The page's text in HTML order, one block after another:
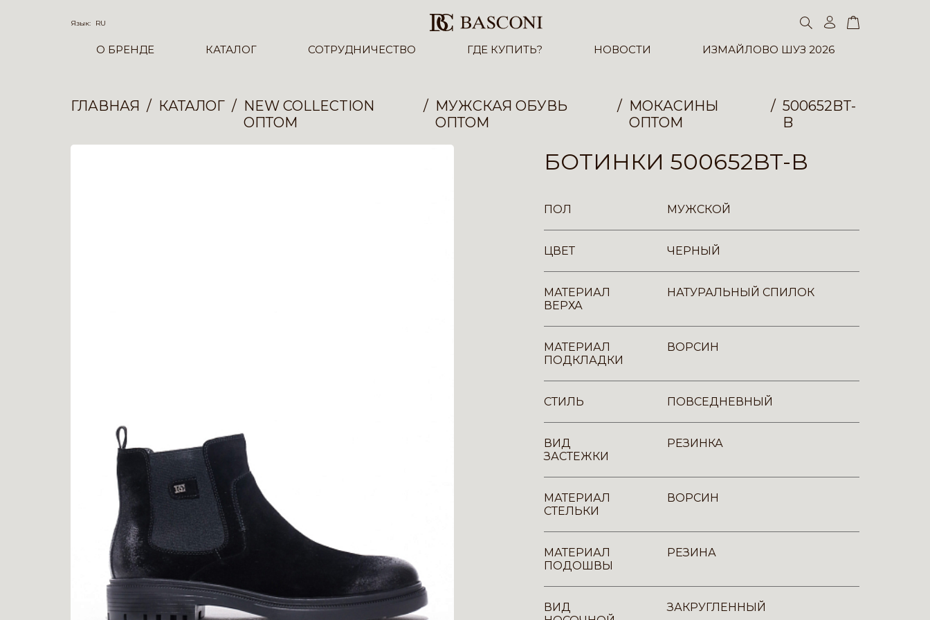
Язык: RU
О БРЕНДЕ КАТАЛОГ СОТРУДНИЧЕСТВО ГДЕ КУПИТЬ? НОВОСТИ ИЗМАЙЛОВО ШУЗ 2026
ГЛАВНАЯ КАТАЛОГ
NEW COLLECTION
ОПТОМ
МУЖСКАЯ ОБУВЬ
ОПТОМ
МОКАСИНЫ
ОПТОМ
500652BT-
B
БОТИНКИ 500652BT-B
ПОЛ МУЖСКОЙ
ЦВЕТ ЧЕРНЫЙ
МАТЕРИАЛ
ВЕРХА
НАТУРАЛЬНЫЙ СПИЛОК
МАТЕРИАЛ
ПОДКЛАДКИ
ВОРСИН
СТИЛЬ ПОВСЕДНЕВНЫЙ
ВИД
ЗАСТЕЖКИ
РЕЗИНКА
МАТЕРИАЛ
СТЕЛЬКИ
ВОРСИН
МАТЕРИАЛ
ПОДОШВЫ
РЕЗИНА
ВИД
ЗАКРУГЛЕННЫЙ